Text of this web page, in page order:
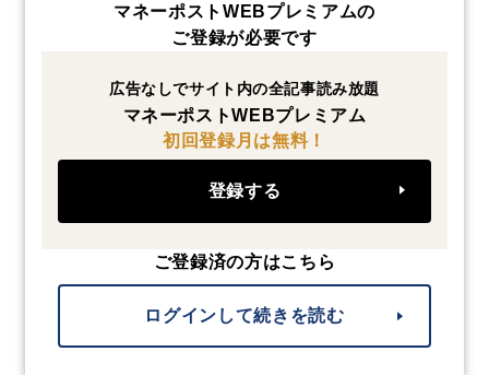
マネーポストWEBプレミアムの
ご登録が必要です
広告なしでサイト内の全記事読み放題
マネーポストWEBプレミアム
初回登録月は無料！
登録する
ご登録済の方はこちら
ログインして続きを読む